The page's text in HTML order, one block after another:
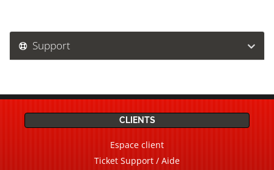
Support
CLIENTS
Espace client
Ticket Support / Aide